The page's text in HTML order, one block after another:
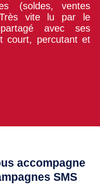
(soldes, ventes
vite lu par le
avec ses
court, percutant et
accompagne
SMS